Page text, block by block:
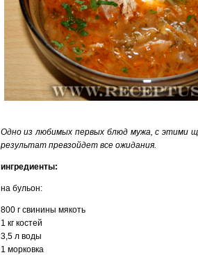
Одно из любимых первых блюд мужа, с этими
результат превзойдет все ожидания.
ингредиенты:
на бульон:
800 г свинины мякоть
1 кг костей
3,5 л воды
1 морковка